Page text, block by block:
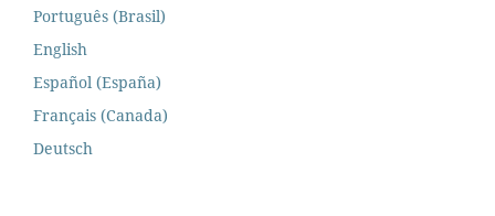
Português (Brasil)
English
Español (España)
Français (Canada)
Deutsch